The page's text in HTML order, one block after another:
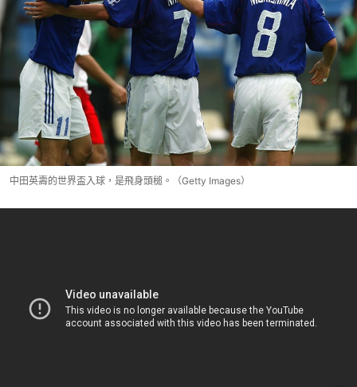
中田英壽的世界盃入球，是飛身頭槌。（Getty Images）